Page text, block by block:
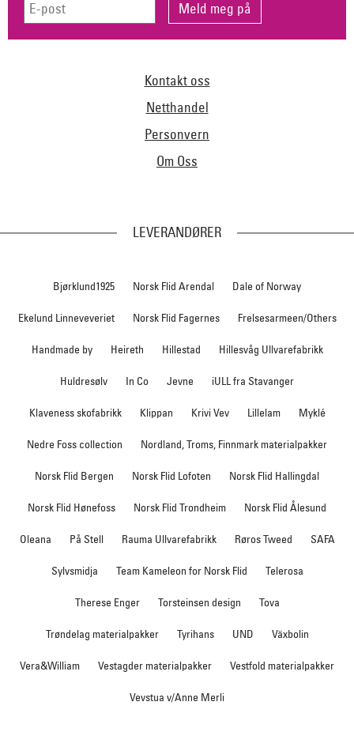
Kontakt oss
Netthandel
Personvern
Om Oss
LEVERANDØRER
Bjørklund1925 Norsk Flid Arendal Dale of Norway
Ekelund Linneveveriet Norsk Flid Fagernes Frelsesarmeen/Others
Handmade by Heireth Hillestad Hillesvåg Ullvarefabrikk
Huldresølv In Co Jevne iULL fra Stavanger
Klaveness skofabrikk Klippan Krivi Vev Lillelam Myklé
Nedre Foss collection Nordland, Troms, Finnmark materialpakker
Norsk Flid Bergen Norsk Flid Lofoten Norsk Flid Hallingdal
Norsk Flid Hønefoss Norsk Flid Trondheim Norsk Flid Ålesund
Oleana På Stell Rauma Ullvarefabrikk Røros Tweed SAFA
Sylvsmidja Team Kameleon for Norsk Flid Telerosa
Therese Enger Torsteinsen design Tova
Trøndelag materialpakker Tyrihans UND Växbolin
Vera&William Vestagder materialpakker Vestfold materialpakker
Vevstua v/Anne Merli